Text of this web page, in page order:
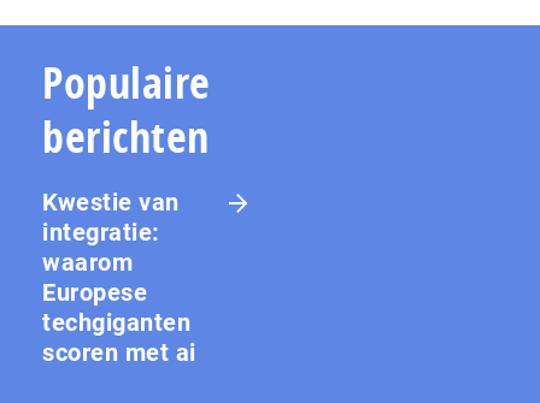
Populaire
berichten
Kwestie van
integratie:
waarom
Europese
techgiganten
scoren met ai